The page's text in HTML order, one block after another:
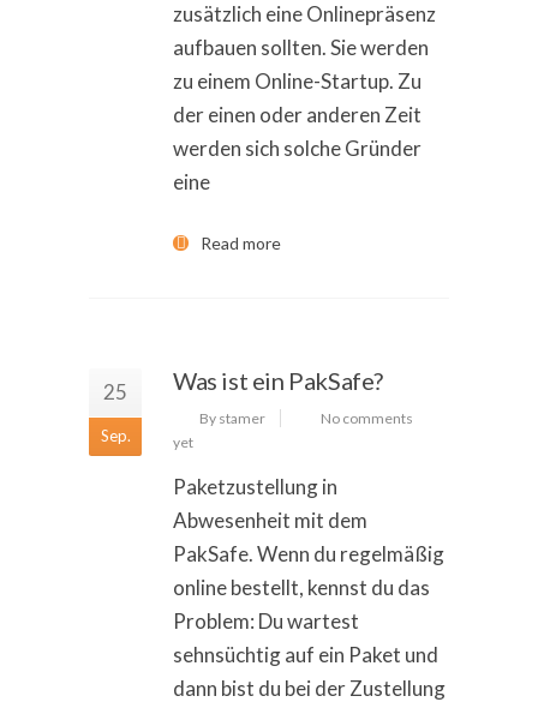
zusätzlich eine Onlinepräsenz
aufbauen sollten. Sie werden
zu einem Online-Startup. Zu
der einen oder anderen Zeit
werden sich solche Gründer
eine
Read more
25
Sep.
Was ist ein PakSafe?
By stamer
No comments
yet
Paketzustellung in
Abwesenheit mit dem
PakSafe. Wenn du regelmäßig
online bestellt, kennst du das
Problem: Du wartest
sehnsüchtig auf ein Paket und
dann bist du bei der Zustellung